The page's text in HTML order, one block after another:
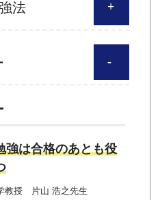
法
強は合格のあとも役
教授 片山 浩之先生